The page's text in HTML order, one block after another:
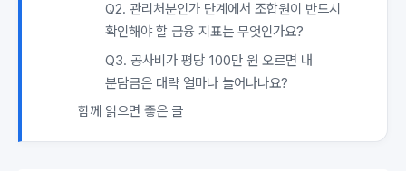
Q2. 관리처분인가 단계에서 조합원이 반드시
확인해야 할 금융 지표는 무엇인가요?
Q3. 공사비가 평당 100만 원 오르면 내
분담금은 대략 얼마나 늘어나나요?
함께 읽으면 좋은 글